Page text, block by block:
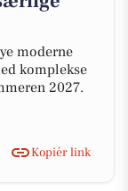
moderne
komplekse
2027.
Kopiér link